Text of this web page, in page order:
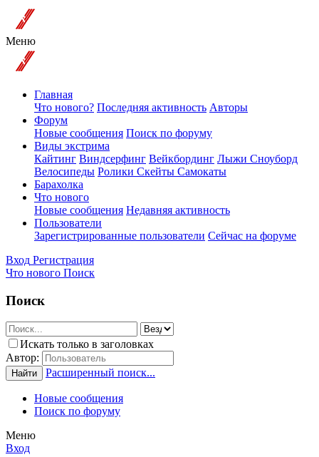
Меню
Главная
Что нового? Последняя активность Авторы
Форум
Новые сообщения Поиск по форуму
Виды экстрима
Кайтинг Виндсерфинг Вейкбординг Лыжи Сноуборд
Велосипеды Ролики Скейты Самокаты
Барахолка
Что нового
Новые сообщения Недавняя активность
Пользователи
Зарегистрированные пользователи Сейчас на форуме
Вход Регистрация
Что нового Поиск
Поиск
Искать только в заголовках
Автор:
Найти Расширенный поиск...
Новые сообщения
Поиск по форуму
Меню
Вход